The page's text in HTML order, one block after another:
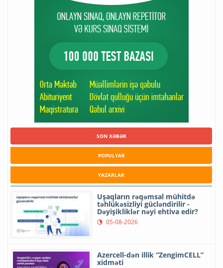
SON XƏBƏR
POPULYAR
YAZARLAR
Uşaqların rəqəmsal mühitdə
təhlükəsizliyi gücləndirilir -
Dəyişikliklər nəyi ehtiva edir?
05-08-2026
Azercell-dən illik “ZengimCELL”
xidməti